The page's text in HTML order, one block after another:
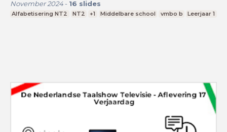
November 2024- 16 slides
Alfabetisering NT2 NT2 +1 Middelbare school vmbo b Leerjaar 1